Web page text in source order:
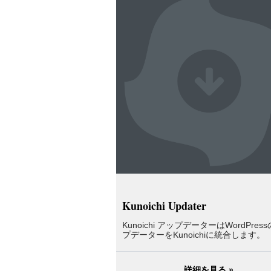
Kunoichi Updater
Kunoichi アップデーターはWordPress
プデーターをKunoichiに統合します。